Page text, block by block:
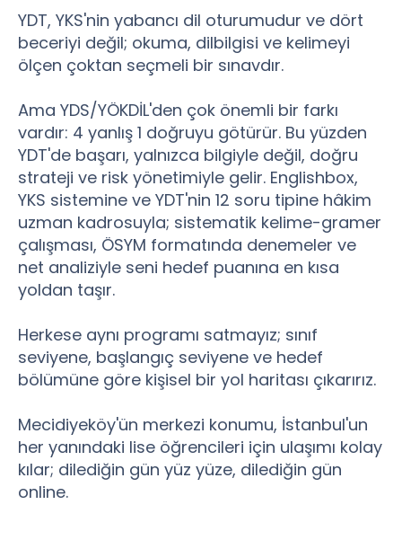
YDT, YKS'nin yabancı dil oturumudur ve dört
beceriyi değil; okuma, dilbilgisi ve kelimeyi
ölçen çoktan seçmeli bir sınavdır.
Ama YDS/YÖKDİL'den çok önemli bir farkı
vardır: 4 yanlış 1 doğruyu götürür. Bu yüzden
YDT'de başarı, yalnızca bilgiyle değil, doğru
strateji ve risk yönetimiyle gelir. Englishbox,
YKS sistemine ve YDT'nin 12 soru tipine hâkim
uzman kadrosuyla; sistematik kelime-gramer
çalışması, ÖSYM formatında denemeler ve
net analiziyle seni hedef puanına en kısa
yoldan taşır.
Herkese aynı programı satmayız; sınıf
seviyene, başlangıç seviyene ve hedef
bölümüne göre kişisel bir yol haritası çıkarırız.
Mecidiyeköy'ün merkezi konumu, İstanbul'un
her yanındaki lise öğrencileri için ulaşımı kolay
kılar; dilediğin gün yüz yüze, dilediğin gün
online.